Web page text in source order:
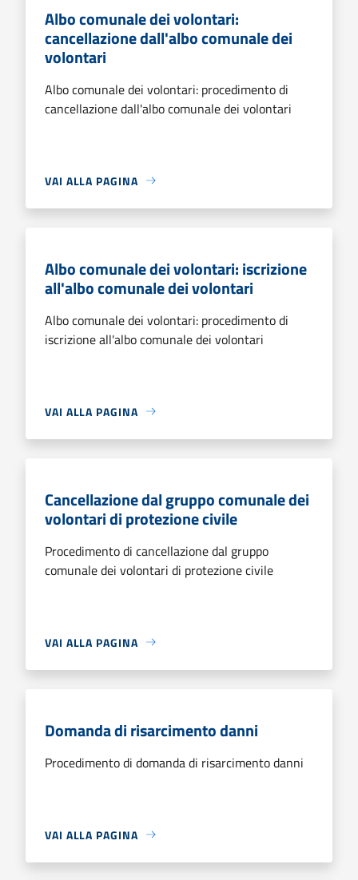
Albo comunale dei volontari:
cancellazione dall'albo comunale dei
volontari
Albo comunale dei volontari: procedimento di
cancellazione dall'albo comunale dei volontari
VAI ALLA PAGINA
Albo comunale dei volontari: iscrizione
all'albo comunale dei volontari
Albo comunale dei volontari: procedimento di
iscrizione all'albo comunale dei volontari
VAI ALLA PAGINA
Cancellazione dal gruppo comunale dei
volontari di protezione civile
Procedimento di cancellazione dal gruppo
comunale dei volontari di protezione civile
VAI ALLA PAGINA
Domanda di risarcimento danni
Procedimento di domanda di risarcimento danni
VAI ALLA PAGINA